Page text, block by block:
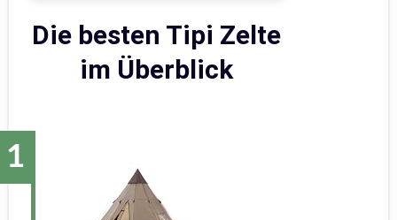
Die besten Tipi Zelte
im Überblick